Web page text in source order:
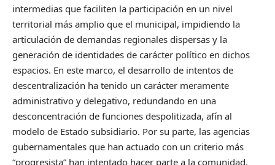
intermedias que faciliten la participación en un nivel
territorial más amplio que el municipal, impidiendo la
articulación de demandas regionales dispersas y la
generación de identidades de carácter político en dichos
espacios. En este marco, el desarrollo de intentos de
descentralización ha tenido un carácter meramente
administrativo y delegativo, redundando en una
desconcentración de funciones despolitizada, afín al
modelo de Estado subsidiario. Por su parte, las agencias
gubernamentales que han actuado con un criterio más
“progresista” han intentado hacer parte a la comunidad,